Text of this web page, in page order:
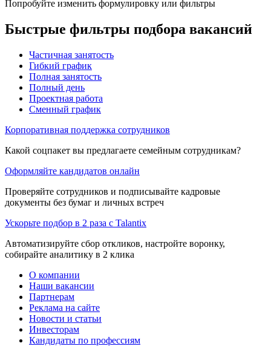
Попробуйте изменить формулировку или фильтры
Быстрые фильтры подбора вакансий
Частичная занятость
Гибкий график
Полная занятость
Полный день
Проектная работа
Сменный график
Корпоративная поддержка сотрудников
Какой соцпакет вы предлагаете семейным сотрудникам?
Оформляйте кандидатов онлайн
Проверяйте сотрудников и подписывайте кадровые
документы без бумаг и личных встреч
Ускорьте подбор в 2 раза с Talantix
Автоматизируйте сбор откликов, настройте воронку,
собирайте аналитику в 2 клика
О компании
Наши вакансии
Партнерам
Реклама на сайте
Новости и статьи
Инвесторам
Кандидаты по профессиям